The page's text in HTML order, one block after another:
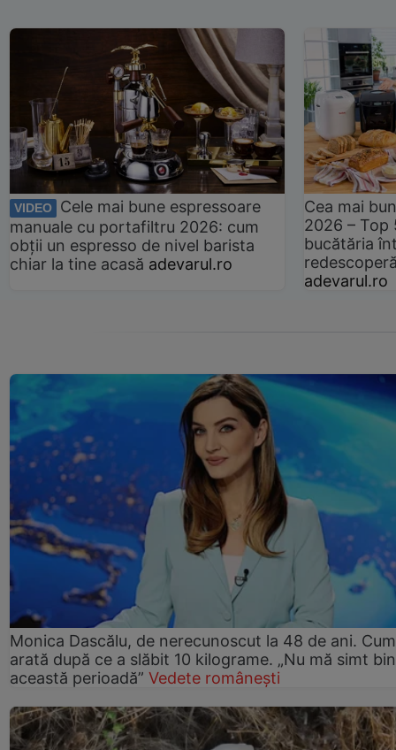
VIDEO
Cele mai bune espressoare
manuale cu portafiltru 2026: cum
obții un espresso de nivel barista
chiar la tine acasă adevarul.ro
Cea mai
2026 –
bucătăria
adevarul.ro
Monica Dascălu, de nerecunoscut la 48 de ani. Cum
arată după ce a slăbit 10 kilograme. „Nu mă simt
această perioadă” Vedete românești